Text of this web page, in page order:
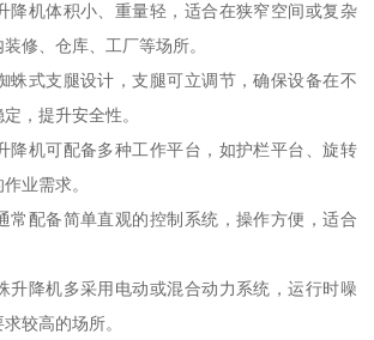
降机体积小、重量轻，适合在狭窄空间或复杂
修、仓库、工厂等场所。
蛛式支腿设计，支腿可立调节，确保设备在不
，提升安全性。
降机可配备多种工作平台，如护栏平台、旋转
业需求。
常配备简单直观的控制系统，操作方便，适合
升降机多采用电动或混合动力系统，运行时噪
较高的场所。